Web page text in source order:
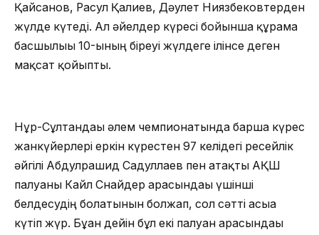
Қайсанов, Расул Қалиев, Дәулет Ниязбековтерден
жүлде күтеді. Ал әйелдер күресі бойынша құрама
басшылығы 10-ының біреуі жүлдеге ілінсе деген
мақсат қойыпты.
Нұр-Сұлтандағы әлем чемпионатында барша күрес
жанкүйерлері еркін күрестен 97 келідегі ресейлік
әйгілі Абдулрашид Садуллаев пен атақты АҚШ
палуаны Кайл Снайдер арасындағы үшінші
белдесудің болатынын болжап, сол сәтті асыға
күтіп жүр. Бұған дейін бұл екі палуан арасындағы